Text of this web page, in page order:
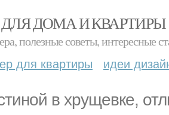
ДЛЯ ДОМА И КВАРТИРЫ
полезные советы, интересные
для квартиры идеи
в хрущевке,